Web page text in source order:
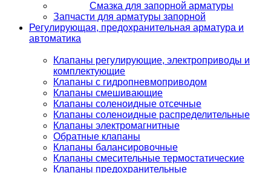
Смазка для запорной арматуры
Запчасти для арматуры запорной
Регулирующая, предохранительная арматура и
автоматика
Клапаны регулирующие, электроприводы и
комплектующие
Клапаны с гидропневмоприводом
Клапаны смешивающие
Клапаны соленоидные отсечные
Клапаны соленоидные распределительные
Клапаны электромагнитные
Обратные клапаны
Клапаны балансировочные
Клапаны смесительные термостатические
Клапаны предохранительные